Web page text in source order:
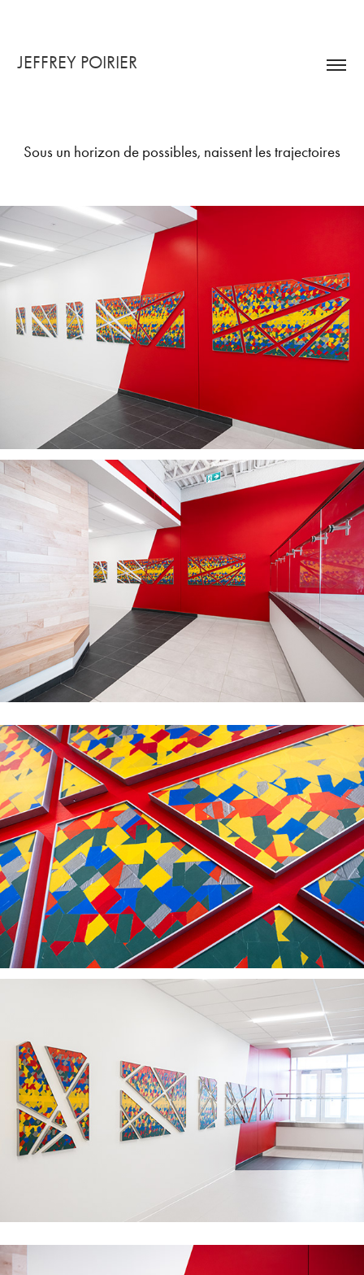
JEFFREY POIRIER
Sous un horizon de possibles, naissent les trajectoires